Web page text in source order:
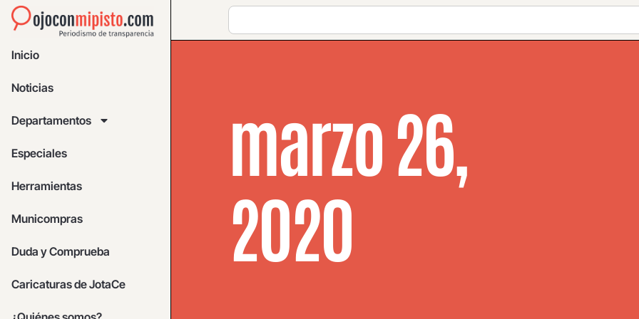
Inicio
Noticias
Departamentos
Especiales
Herramientas
Municompras
Duda y Comprueba
Caricaturas de JotaCe
marzo 26,
2020